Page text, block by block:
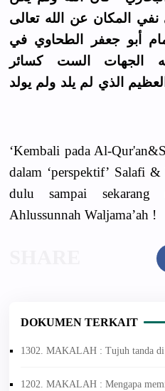
المكان عن الله تعالى
أبو جعفر الطحاوي في
الجهات الست كسائر
الذي لم يلد ولم يولد
‘Kembali pada Al-
dalam ‘perspektif’ Salafi
dulu sampai sekarang
Ahlussunnah Waljama’ah !
DOKUMEN TERKAIT
1302. MAKALAH : Tujuh tanda di
1202. MAKALAH : Mengapa